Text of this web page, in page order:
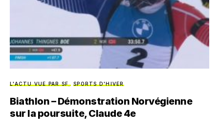
L'ACTU VUE PAR SF SPORTS D'HIVER
Biathlon – Démonstration Norvégienne
sur la poursuite, Claude 4e